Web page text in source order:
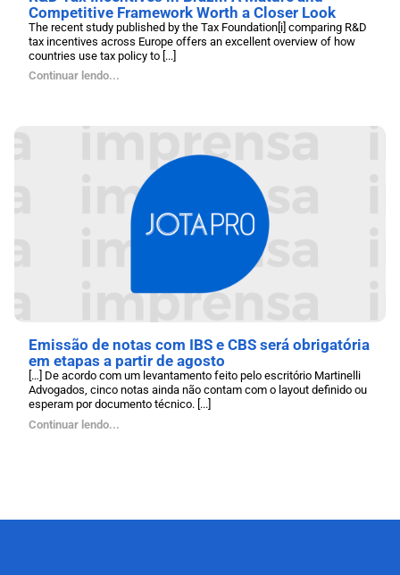
Competitive Framework Worth a Closer Look
The recent study published by the Tax Foundation[i] comparing R&D
tax incentives across Europe offers an excellent overview of how
countries use tax policy to [...]
Continuar lendo...
Emissão de notas com IBS e CBS será obrigatória
em etapas a partir de agosto
[…] De acordo com um levantamento feito pelo escritório Martinelli
Advogados, cinco notas ainda não contam com o layout definido ou
esperam por documento técnico. [...]
Continuar lendo...